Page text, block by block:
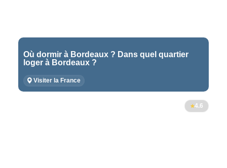
Où dormir à Bordeaux ? Dans quel quartier
loger à Bordeaux ?
Visiter la France
4.6